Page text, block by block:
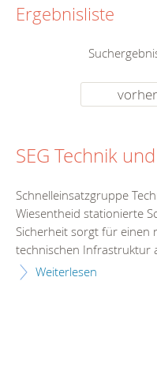
Ergebnisliste
SEG Technik
Schnelleinsatzgruppe
Wiesentheid stationierte
Sicherheit sorgt für einen
technischen Infrastruktur
Weiterlesen